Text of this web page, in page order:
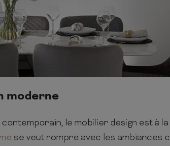
moderne
le mobilier design est à
se veut rompre avec les ambiances